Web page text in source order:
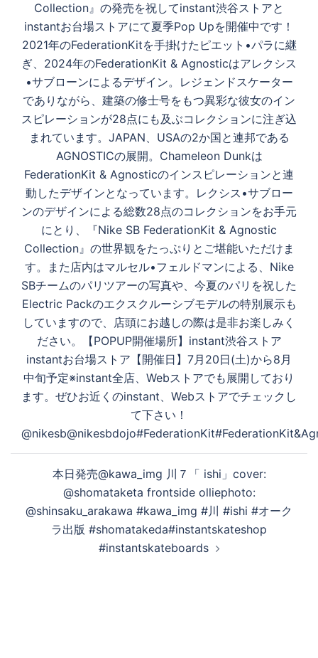
ー
シ
ョ
ン
Collection』の発売を祝してinstant渋谷ストアと
instantお台場ストアにて夏季Pop Upを開催中です！
2021年のFederationKitを手掛けたピエット•パラに継
ぎ、2024年のFederationKit & Agnosticはアレクシス
•サブローンによるデザイン。レジェンドスケーター
でありながら、建築の修士号をもつ異彩な彼女のイン
スピレーションが28点にも及ぶコレクションに注ぎ込
まれています。JAPAN、USAの2か国と連邦である
AGNOSTICの展開。Chameleon Dunkは
FederationKit & Agnosticのインスピレーションと連
動したデザインとなっています。レクシス•サブロー
ンのデザインによる総数28点のコレクションをお手元
にとり、『Nike SB FederationKit & Agnostic
Collection』の世界観をたっぷりとご堪能いただけま
す。また店内はマルセル•フェルドマンによる、Nike
SBチームのパリツアーの写真や、今夏のパリを祝した
Electric Packのエクスクルーシブモデルの特別展示も
していますので、店頭にお越しの際は是非お楽しみく
ださい。【POPUP開催場所】instant渋谷ストア
instantお台場ストア【開催日】7月20日(土)から8月
中旬予定※instant全店、Webストアでも展開しており
ます。ぜひお近くのinstant、Webストアでチェックし
て下さい！
本日発売@kawa_img 川７「 ishi」cover:
@shomataketa frontside olliephoto:
@shinsaku_arakawa #kawa_img #川 #ishi #オーク
ラ出版 #shomatakeda#instantskateshop
#instantskateboards